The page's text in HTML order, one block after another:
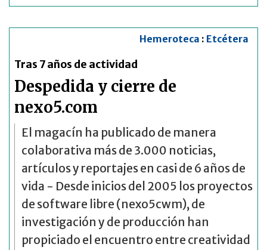
Hemeroteca : Etcétera
Tras 7 años de actividad
Despedida y cierre de
nexo5.com
El magacín ha publicado de manera
colaborativa más de 3.000 noticias,
artículos y reportajes en casi de 6 años de
vida - Desde inicios del 2005 los proyectos
de software libre (nexo5cwm), de
investigación y de producción han
propiciado el encuentro entre creatividad